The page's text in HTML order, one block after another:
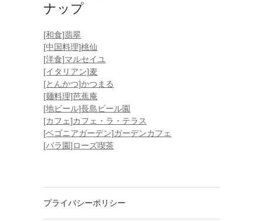
ナップ
[和食]翡翠
[中国料理]桃仙
[洋食]マルセイユ
[イタリアン]麦
[とんかつ]かつまる
[麺料理]芭蕉庵
[地ビール]長島ビール園
[カフェ]カフェ・ラ・テラス
[ベゴニアガーデン]ガーデンカフェ
[バラ園]ローズ喫茶
プライバシーポリシー